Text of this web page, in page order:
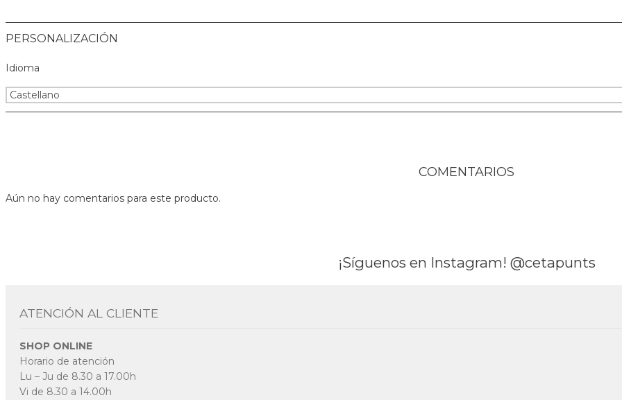
PERSONALIZACIÓN
Idioma
COMENTARIOS
Aún no hay comentarios para este producto.
¡Síguenos en Instagram! @cetapunts
ATENCIÓN AL CLIENTE
SHOP ONLINE
Horario de atención
Lu – Ju de 8.30 a 17.00h
Vi de 8.30 a 14.00h